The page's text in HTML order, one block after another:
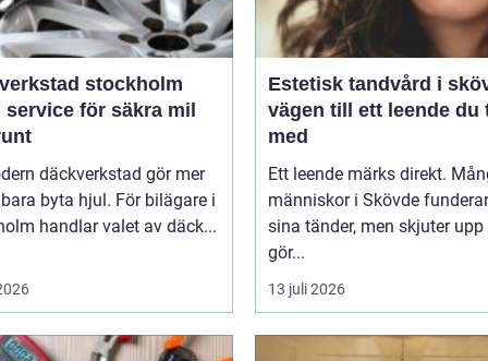
stockholm
för säkra mil
däckverkstad gör mer
byta hjul. För bilägare i
handlar valet av däck...
Estetisk tandvård i
vägen till ett leende du
med
Ett leende märks direkt.
människor i Skövde
sina tänder, men skjuter
gör...
13 juli 2026